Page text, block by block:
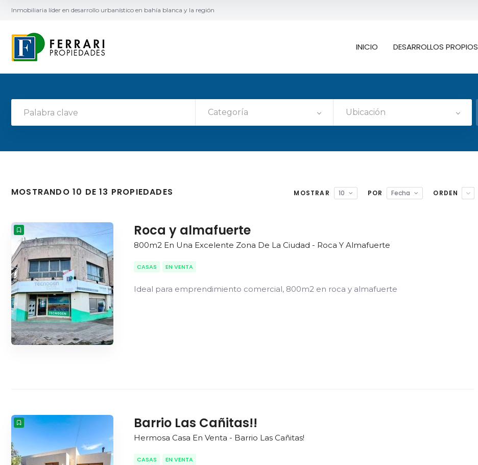
Inmobiliaria líder en desarrollo urbanístico en bahía blanca y la región
INICIO DESARROLLOS PROPIOS
Categoría Ubicación
MOSTRANDO 10 DE 13 PROPIEDADES MOSTRAR 10 POR Fecha ORDEN
Roca y almafuerte
800m2 En Una Excelente Zona De La Ciudad - Roca Y Almafuerte
CASAS EN VENTA
Ideal para emprendimiento comercial, 800m2 en roca y almafuerte
Barrio Las Cañitas!!
Hermosa Casa En Venta - Barrio Las Cañitas!
CASAS EN VENTA